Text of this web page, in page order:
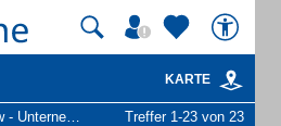
KARTE
und Personen Treffer 1-23 von 23